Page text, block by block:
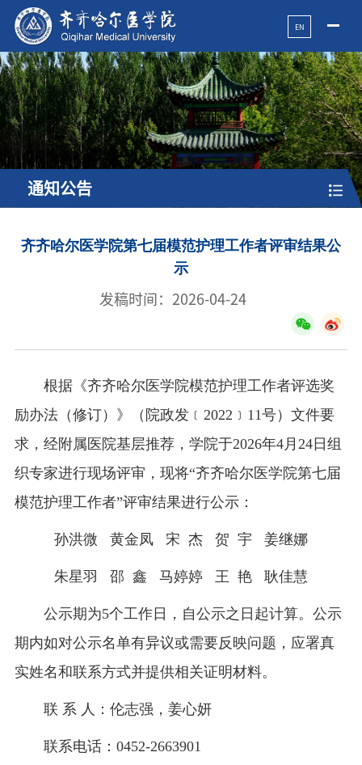
EN
通知公告
齐齐哈尔医学院第七届模范护理工作者评审结果公
示
发稿时间：2026-04-24
根据《齐齐哈尔医学院模范护理工作者评选奖
励办法（修订）》（院政发﹝2022﹞11号）文件要
求，经附属医院基层推荐，学院于2026年4月24日组
织专家进行现场评审，现将“齐齐哈尔医学院第七届
模范护理工作者”评审结果进行公示：
孙洪微 黄金凤 宋 杰 贺 宇 姜继娜
朱星羽 邵 鑫 马婷婷 王 艳 耿佳慧
公示期为5个工作日，自公示之日起计算。公示
期内如对公示名单有异议或需要反映问题，应署真
实姓名和联系方式并提供相关证明材料。
联 系 人：伦志强，姜心妍
联系电话：0452-2663901